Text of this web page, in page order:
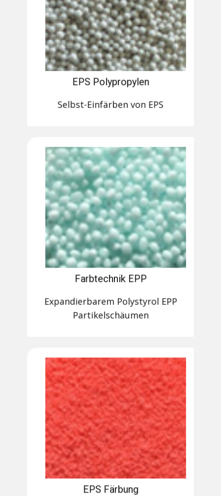
EPS Polypropylen
Selbst-Einfärben von EPS
Farbtechnik EPP
Expandierbarem Polystyrol EPP
Partikelschäumen
EPS Färbung